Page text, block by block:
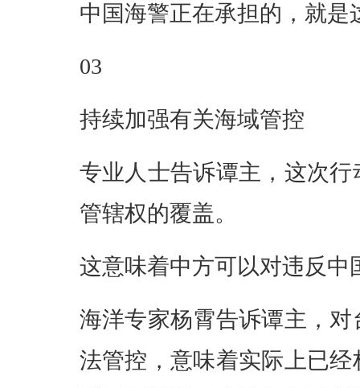
中国海警正在承担的，就是
03
持续加强有关海域管控
专业人士告诉谭主，这次
管辖权的覆盖。
这意味着中方可以对违反中
海洋专家杨霄告诉谭主，
法管控，意味着实际上已